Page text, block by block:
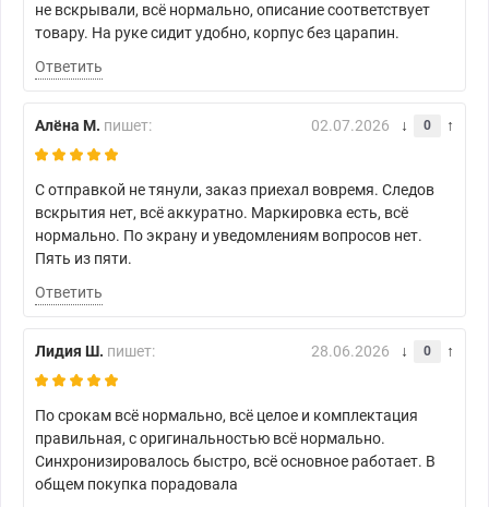
не вскрывали, всё нормально, описание соответствует
товару. На руке сидит удобно, корпус без царапин.
Ответить
Алёна М. пишет: 02.07.2026 0
С отправкой не тянули, заказ приехал вовремя. Следов
вскрытия нет, всё аккуратно. Маркировка есть, всё
нормально. По экрану и уведомлениям вопросов нет.
Пять из пяти.
Ответить
Лидия Ш. пишет: 28.06.2026 0
По срокам всё нормально, всё целое и комплектация
правильная, с оригинальностью всё нормально.
Синхронизировалось быстро, всё основное работает. В
общем покупка порадовала